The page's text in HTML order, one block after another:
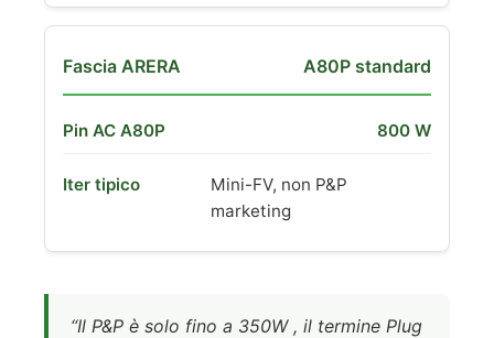
A80P standard
800 W
Mini-FV, non P&P
marketing
“Il P&P è solo fino a 350W , il termine Plug